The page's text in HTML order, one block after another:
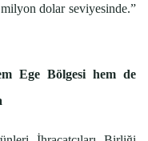
dolar seviyesinde.”
Ege Bölgesi hem de